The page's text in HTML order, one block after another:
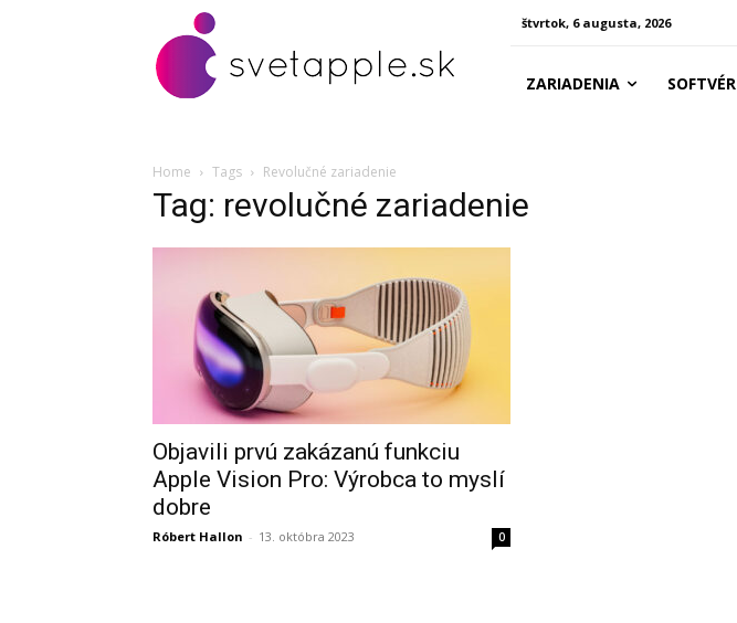
štvrtok, 6 augusta, 2026
ZARIADENIA SOFTVÉR
Home Tags Revolučné zariadenie
Tag: revolučné zariadenie
Objavili prvú zakázanú funkciu
Apple Vision Pro: Výrobca to myslí
dobre
Róbert Hallon - 13. októbra 2023 0